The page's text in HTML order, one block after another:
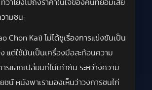
ว่าโยงไปถึงราคาในใจของคนที่ยอมเสีย
ามชนะ
Chon Kai) ไม่ได้ชูเรื่องการแข่งขันเป็น
แต่ใช้มันเป็นเครื่องมือสะท้อนความ
ารแลกเปลี่ยนที่ไม่เท่ากัน ระหว่างความ
ชน์ หนังพาเรามองเห็นว่าวงการชนไก่